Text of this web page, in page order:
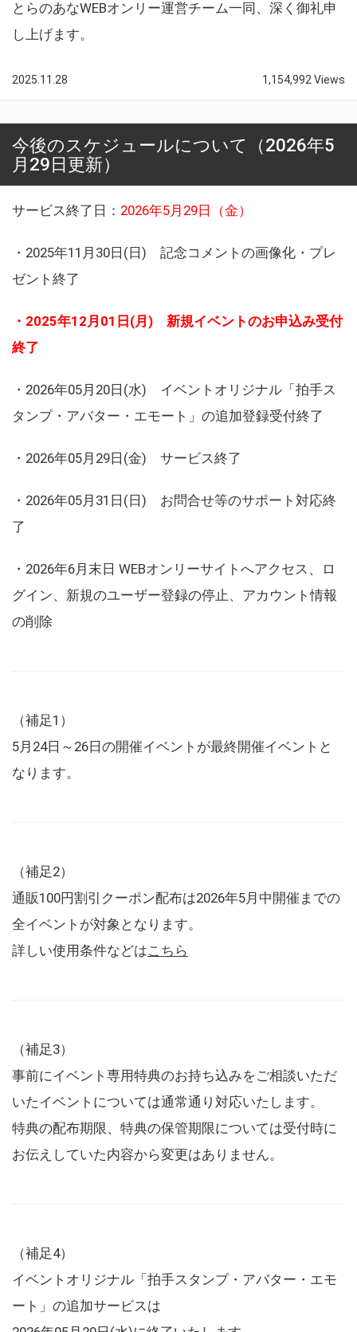
とらのあなWEBオンリー運営チーム一同、深く御礼申
し上げます。
2025.11.28 1,154,992 Views
今後のスケジュールについて（2026年5
月29日更新）
サービス終了日： 2026年5月29日（金）
・2025年11月30日(日) 記念コメントの画像化・プレ
ゼント終了
・2025年12月01日(月) 新規イベントのお申込み受付
終了
・2026年05月20日(水) イベントオリジナル「拍手ス
タンプ・アバター・エモート」の追加登録受付終了
・2026年05月29日(金) サービス終了
・2026年05月31日(日) お問合せ等のサポート対応終
了
・2026年6月末日 WEBオンリーサイトへアクセス、ロ
グイン、新規のユーザー登録の停止、アカウント情報
の削除
（補足1）
5月24日～26日の開催イベントが最終開催イベントと
なります。
（補足2）
通販100円割引クーポン配布は2026年5月中開催までの
全イベントが対象となります。
詳しい使用条件などはこちら
（補足3）
事前にイベント専用特典のお持ち込みをご相談いただ
いたイベントについては通常通り対応いたします。
特典の配布期限、特典の保管期限については受付時に
お伝えしていた内容から変更はありません。
（補足4）
イベントオリジナル「拍手スタンプ・アバター・エモ
ート」の追加サービスは